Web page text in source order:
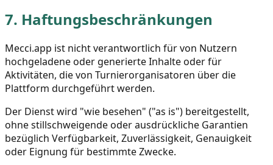
7. Haftungsbeschränkungen
Mecci.app ist nicht verantwortlich für von Nutzern
hochgeladene oder generierte Inhalte oder für
Aktivitäten, die von Turnierorganisatoren über die
Plattform durchgeführt werden.
Der Dienst wird "wie besehen" ("as is") bereitgestellt,
ohne stillschweigende oder ausdrückliche Garantien
bezüglich Verfügbarkeit, Zuverlässigkeit, Genauigkeit
oder Eignung für bestimmte Zwecke.